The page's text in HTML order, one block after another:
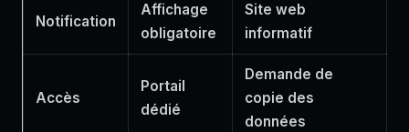
Notification
Affichage
obligatoire
Site web
informatif
Accès
Portail
dédié
Demande de
copie des
données